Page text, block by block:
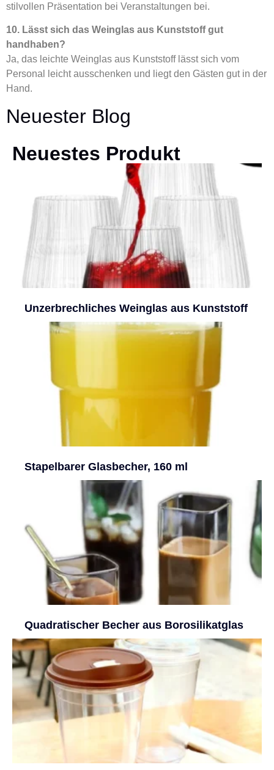
stilvollen Präsentation bei Veranstaltungen bei.
10. Lässt sich das Weinglas aus Kunststoff gut
handhaben?
Ja, das leichte Weinglas aus Kunststoff lässt sich vom
Personal leicht ausschenken und liegt den Gästen gut in der
Hand.
Neuester Blog
Neuestes Produkt
Unzerbrechliches Weinglas aus Kunststoff
Stapelbarer Glasbecher, 160 ml
Quadratischer Becher aus Borosilikatglas